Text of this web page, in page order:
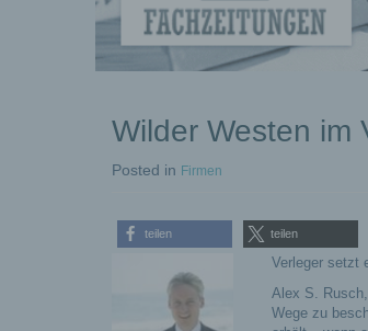
Pressemeldungen
Wilder Westen im
Posted in Firmen
teilen teilen
Verleger setzt
Alex S.
Wege zu